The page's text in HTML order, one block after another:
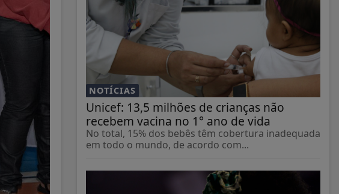
NOTÍCIAS
Unicef: 13,5 milhões de crianças não
recebem vacina no 1° ano de vida
No total, 15% dos bebês têm cobertura inadequada
em todo o mundo, de acordo com...